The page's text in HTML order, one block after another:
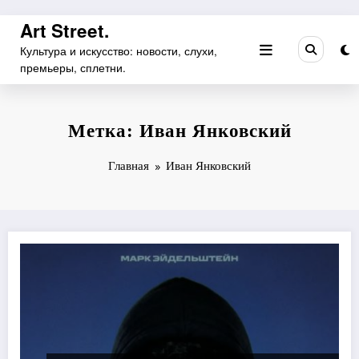
Перейти
содержимому
Art Street.
Культура и искусство: новости, слухи,
премьеры, сплетни.
Метка: Иван Янковский
Главная Иван Янковский